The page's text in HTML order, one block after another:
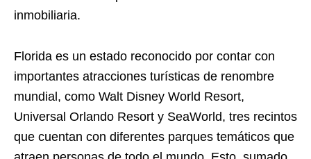
inmobiliaria.
Florida es un estado reconocido por contar con
importantes atracciones turísticas de renombre
mundial, como Walt Disney World Resort,
Universal Orlando Resort y SeaWorld, tres recintos
que cuentan con diferentes parques temáticos que